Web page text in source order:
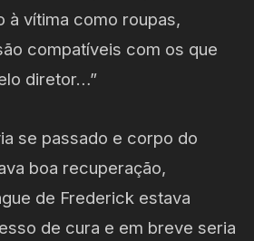
à vítima como roupas,
compatíveis com os que
diretor…”
se passado e corpo do
boa recuperação,
de Frederick estava
de cura e em breve seria